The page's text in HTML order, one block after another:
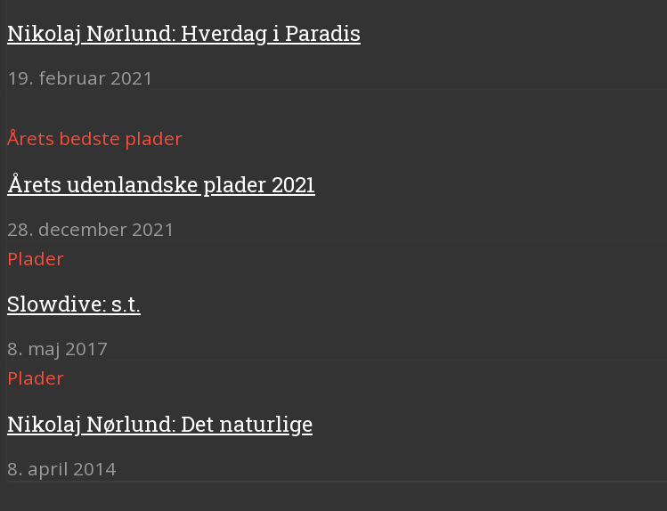
Nikolaj Nørlund: Hverdag i Paradis
19. februar 2021
Årets bedste plader
Årets udenlandske plader 2021
28. december 2021
Plader
Slowdive: s.t.
8. maj 2017
Plader
Nikolaj Nørlund: Det naturlige
8. april 2014